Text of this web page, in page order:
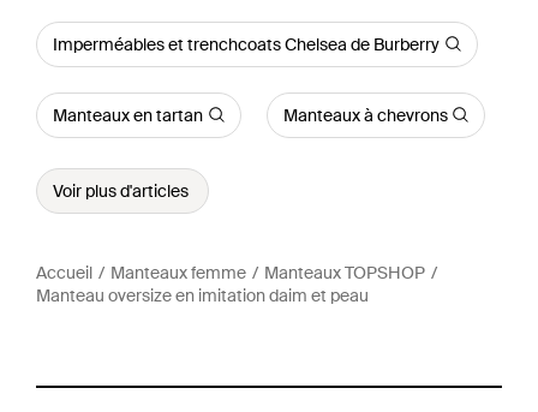
Imperméables et trenchcoats Chelsea de Burberry
Manteaux en tartan Manteaux à chevrons
Voir plus d'articles
Accueil Manteaux femme
Manteaux TOPSHOP
Manteau oversize en imitation daim et peau